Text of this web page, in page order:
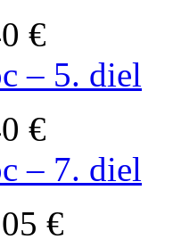
€
– 5. diel
€
– 7. diel
€